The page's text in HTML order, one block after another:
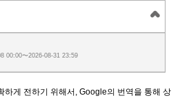
00:00〜2026-08-31 23:59
하게 전하기 위해서, Google의 번역을 통해 상